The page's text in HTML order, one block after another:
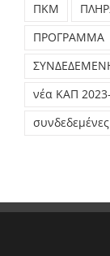
ΠΚΜ
ΠΡΟΓΡΑΜΜΑ
νέα ΚΑΠ